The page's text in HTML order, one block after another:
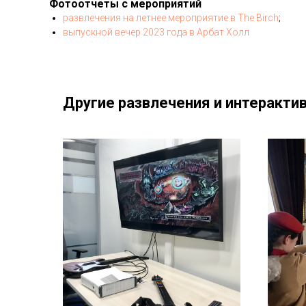
Фотоотчеты с мероприятий
развлечения на летнее мероприятие в The Birch;
выпускной вечер 2023 года в Арбат Холл
Другие развлечения и